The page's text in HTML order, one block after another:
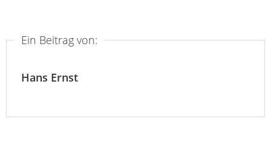
Ein Beitrag von:
Hans Ernst